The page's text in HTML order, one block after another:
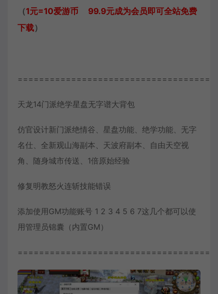
（1元=10爱游币 99.9元成为会员即可全站免费
下载）
天龙14门派绝学星盘无字谱大背包
仿官设计新门派绝情谷、星盘功能、绝学功能、无字
名仕、全新观山海副本、天波府副本、自由天空视
角、随身城市传送、1倍原始经验
修复明教怒火连斩技能错误
添加使用GM功能账号 1 2 3 4 5 6 7这几个都可以使
用管理员锦囊（内置GM）